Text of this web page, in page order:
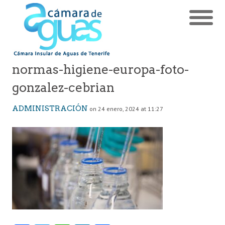
normas-higiene-europa-foto-
gonzalez-cebrian
ADMINISTRACIÓN on 24 enero, 2024 at 11:27